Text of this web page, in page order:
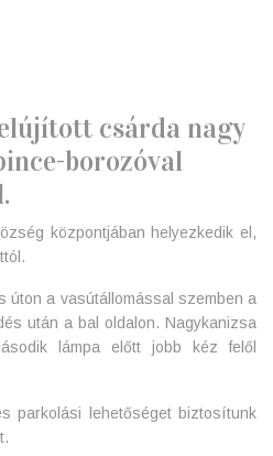
csárda nagy
borozóval
központjában helyezkedik el,
úton a vasútállomással szemben a
után a bal oldalon. Nagykanizsa
lámpa előtt jobb kéz felől
parkolási lehetőséget biztosítunk